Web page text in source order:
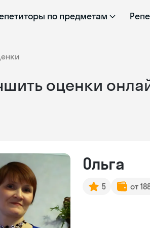
по предметам
оценки
Ольга
5 от